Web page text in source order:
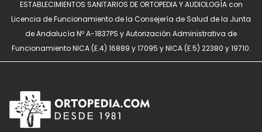
ESTABLECIMIENTOS SANITARIOS DE ORTOPEDIA Y AUDIOLOGÍA con
Licencia de Funcionamiento de la Consejería de Salud de la Junta
de Andalucía Nº A-1837PS y Autorización Administrativa de
Funcionamiento NICA (E.4) 16889 y 17095 y NICA (E.5) 22380 y 19710.